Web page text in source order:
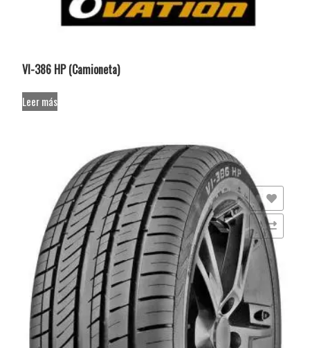
VI-386 HP (Camioneta)
Leer más
Comparar
Añadir a la lista de deseos